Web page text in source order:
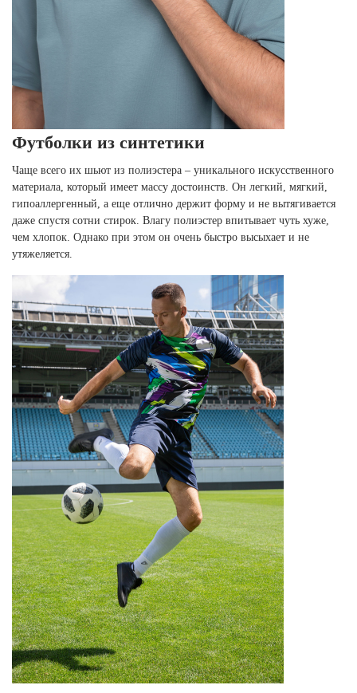
Футболки из синтетики
Чаще всего их шьют из полиэстера – уникального искусственного
материала, который имеет массу достоинств. Он легкий, мягкий,
гипоаллергенный, а еще отлично держит форму и не вытягивается
даже спустя сотни стирок. Влагу полиэстер впитывает чуть хуже,
чем хлопок. Однако при этом он очень быстро высыхает и не
утяжеляется.